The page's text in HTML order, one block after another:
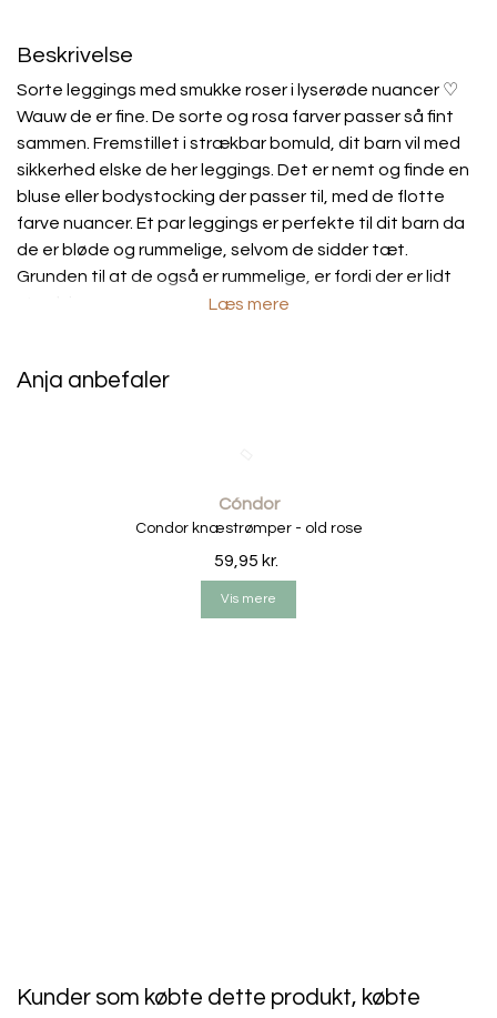
Beskrivelse
Sorte leggings med smukke roser i lyserøde nuancer ♡
Wauw de er fine. De sorte og rosa farver passer så fint
sammen. Fremstillet i strækbar bomuld, dit barn vil med
sikkerhed elske de her leggings. Det er nemt og finde en
bluse eller bodystocking der passer til, med de flotte
farve nuancer. Et par leggings er perfekte til dit barn da
de er bløde og rummelige, selvom de sidder tæt.
Grunden til at de også er rummelige, er fordi der er lidt
regntøjet af og på når han eller hun har leggings under.
• Maskin vaskes ved 40 grader. Brug vaskepulver til kulørt
Læs mere
Anja anbefaler
Cóndor
Condor knæstrømper - old rose
59,95 kr.
Vis mere
Kunder som købte dette produkt, købte